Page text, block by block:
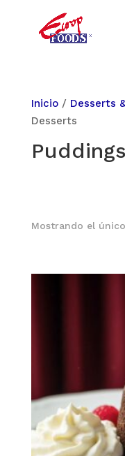
Inicio/ Desserts
Desserts
Mostrando el